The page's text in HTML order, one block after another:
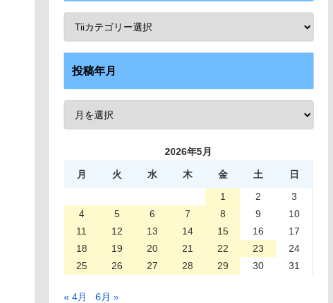
投稿年月
2026年5月
月 火 水 木 金 土
日
1
2
3
4
5 6 7 8 9
10
11
12 13 14 15 16
17
18
19 20 21 22 23
24
25
26 27 28 29 30 31
« 4月 6月 »